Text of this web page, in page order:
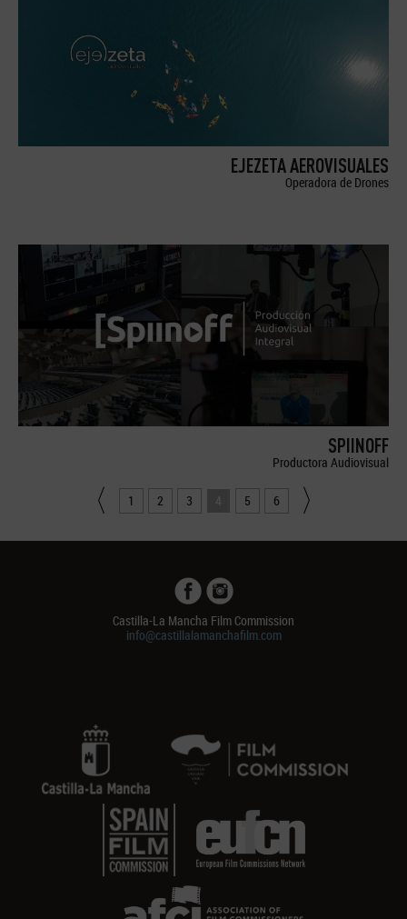
EJEZETA AEROVISUALES
Operadora de Drones
SPIINOFF
Productora Audiovisual
1 2 3 4 5 6
Castilla-La Mancha Film Commission
info@castillalamanchafilm.com